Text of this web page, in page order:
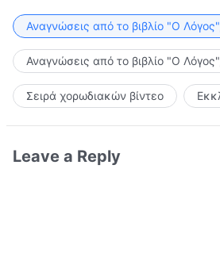
Αναγνώσεις από το βιβλίο "Ο
Αναγνώσεις από το βιβλίο "Ο
Σειρά χορωδιακών βίντεο
Leave a Reply